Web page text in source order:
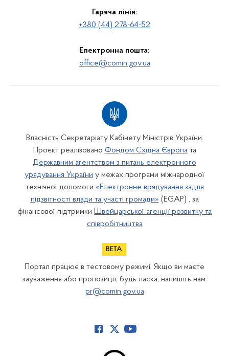
Гаряча лінія:
+380 (44) 278-64-52
Електронна пошта:
office@comin.gov.ua
Власність Секретаріату Кабінету Міністрів України.
Проєкт реалізовано Фондом Східна Європата
Державним агентством з питань електронного
урядування України у межах програми міжнародної
технічної допомоги «Електронне врядування задля
підзвітності влади та участі громади» (EGAP) , за
фінансової підтримки Швейцарської агенції розвитку та
співробітництва
Портал працює в тестовому режимі. Якщо ви маєте
зауваження або пропозиції, будь ласка, напишіть нам:
pr@comin.gov.ua